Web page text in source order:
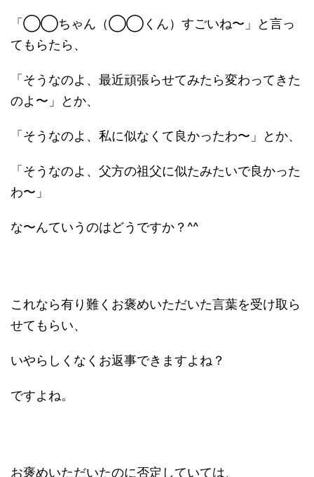
「◯◯ちゃん（◯◯くん）すごいね〜」と言っ
てもらたら、
「そうなのよ、最近頑張らせてみたら変わってきた
のよ〜」とか、
「そうなのよ、私に似なくて良かったわ〜」とか、
「そうなのよ、父方の祖父に似たみたいで良かった
わ〜」
な〜んていうのはどうですか？^^
これなら有り難くお褒めいただいた言葉を受け取ら
せてもらい、
いやらしくなくお返事できますよね？
ですよね。
お褒めいただいたのに否定していては、